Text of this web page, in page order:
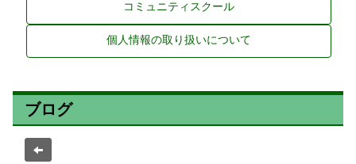
コミュニティスクール
個人情報の取り扱いについて
ブログ